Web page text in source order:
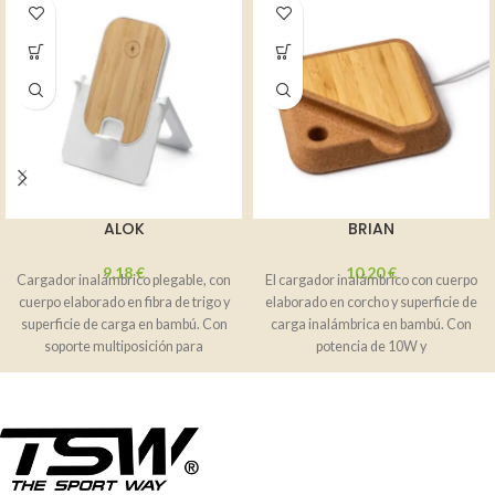
ALOK
9,18€
Cargador inalámbrico plegable, con
cuerpo elaborado en fibra de trigo y
superficie de carga en bambú. Con
soporte multiposición para
BRIAN
10,20€
El cargador inalámbrico con cuerpo
elaborado en corcho y superficie de
carga inalámbrica en bambú. Con
potencia de 10W y